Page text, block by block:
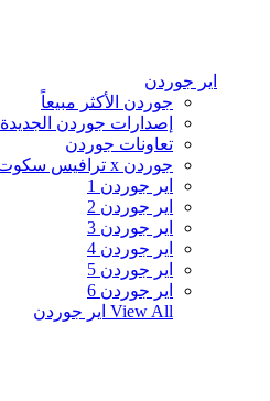
اير جوردن
جوردن الأكثر مبيعاً
إصدارات جوردن الجديدة
تعاونات جوردن
جوردن x ترافيس سكوت
اير جوردن 1
اير جوردن 2
اير جوردن 3
اير جوردن 4
اير جوردن 5
اير جوردن 6
View All اير جوردن